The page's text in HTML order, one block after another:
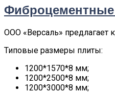
ООО «Версаль» предлагает
Типовые размеры плиты:
1200*1570*8 мм;
1200*2500*8 мм;
1200*3000*8 мм;